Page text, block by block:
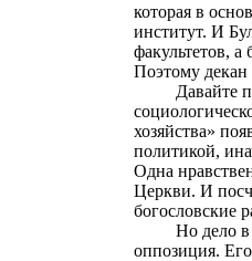
которая в
институт. И
факультетов,
Поэтому декан
Давайте
хозяйства»
политикой,
Одна
Церкви. И
богословские
Но дело в
оппозиция.